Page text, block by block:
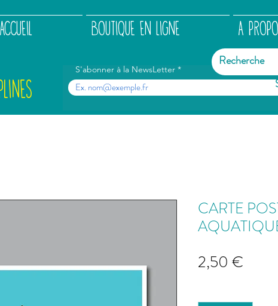
ACCUEIL BOUTIQUE EN LIGNE A
S'abonner à la NewsLetter
CARTE
2,50 €